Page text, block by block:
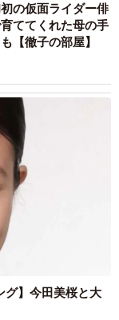
の仮面ライダー俳
ててくれた母の手
【徹子の部屋】
グ】今田美桜と大